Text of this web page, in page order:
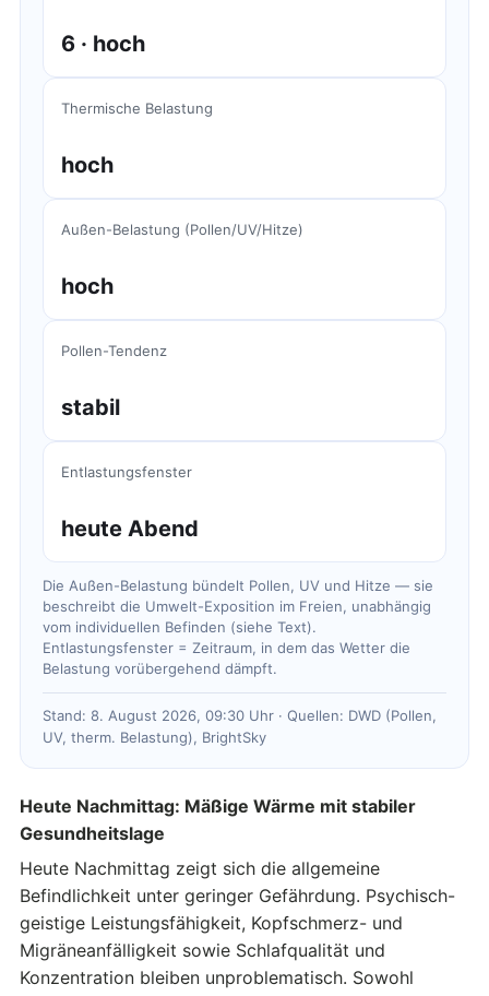
6 · hoch
Thermische Belastung
hoch
Außen-Belastung (Pollen/UV/Hitze)
hoch
Pollen-Tendenz
stabil
Entlastungsfenster
heute Abend
Die Außen-Belastung bündelt Pollen, UV und Hitze — sie
beschreibt die Umwelt-Exposition im Freien, unabhängig
vom individuellen Befinden (siehe Text).
Entlastungsfenster = Zeitraum, in dem das Wetter die
Belastung vorübergehend dämpft.
Stand: 8. August 2026, 09:30 Uhr · Quellen: DWD (Pollen,
UV, therm. Belastung), BrightSky
Heute Nachmittag: Mäßige Wärme mit stabiler
Gesundheitslage
Heute Nachmittag zeigt sich die allgemeine
Befindlichkeit unter geringer Gefährdung. Psychisch-
geistige Leistungsfähigkeit, Kopfschmerz- und
Migräneanfälligkeit sowie Schlafqualität und
Konzentration bleiben unproblematisch. Sowohl